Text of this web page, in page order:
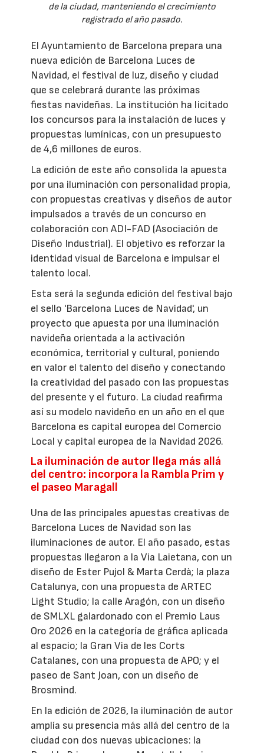
de la ciudad, manteniendo el crecimiento
registrado el año pasado.
El Ayuntamiento de Barcelona prepara una
nueva edición de Barcelona Luces de
Navidad, el festival de luz, diseño y ciudad
que se celebrará durante las próximas
fiestas navideñas. La institución ha licitado
los concursos para la instalación de luces y
propuestas lumínicas, con un presupuesto
de 4,6 millones de euros.
La edición de este año consolida la apuesta
por una iluminación con personalidad propia,
con propuestas creativas y diseños de autor
impulsados a través de un concurso en
colaboración con ADI-FAD (Asociación de
Diseño Industrial). El objetivo es reforzar la
identidad visual de Barcelona e impulsar el
talento local.
Esta será la segunda edición del festival bajo
el sello 'Barcelona Luces de Navidad', un
proyecto que apuesta por una iluminación
navideña orientada a la activación
económica, territorial y cultural, poniendo
en valor el talento del diseño y conectando
la creatividad del pasado con las propuestas
del presente y el futuro. La ciudad reafirma
así su modelo navideño en un año en el que
Barcelona es capital europea del Comercio
Local y capital europea de la Navidad 2026.
La iluminación de autor llega más allá
del centro: incorpora la Rambla Prim y
el paseo Maragall
Una de las principales apuestas creativas de
Barcelona Luces de Navidad son las
iluminaciones de autor. El año pasado, estas
propuestas llegaron a la Via Laietana, con un
diseño de Ester Pujol & Marta Cerdà; la plaza
Catalunya, con una propuesta de ARTEC
Light Studio; la calle Aragón, con un diseño
de SMLXL galardonado con el Premio Laus
Oro 2026 en la categoría de gráfica aplicada
al espacio; la Gran Via de les Corts
Catalanes, con una propuesta de APO; y el
paseo de Sant Joan, con un diseño de
Brosmind.
En la edición de 2026, la iluminación de autor
amplía su presencia más allá del centro de la
ciudad con dos nuevas ubicaciones: la